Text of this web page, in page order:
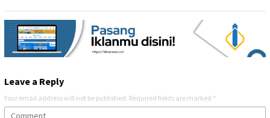
Leave a Reply
Your email address will not be published. Required fields are marked *